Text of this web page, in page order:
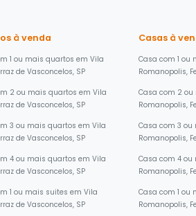
à venda
1 ou mais quartos em Vila
de Vasconcelos, SP
2 ou mais quartos em Vila
de Vasconcelos, SP
3 ou mais quartos em Vila
de Vasconcelos, SP
4 ou mais quartos em Vila
de Vasconcelos, SP
1 ou mais suites em Vila
de Vasconcelos, SP
Casas à
Casa com 1 ou
Romanopolis,
Casa com 2
Romanopolis,
Casa com 3
Romanopolis,
Casa com 4
Romanopolis,
Casa com 1 ou
Romanopolis,